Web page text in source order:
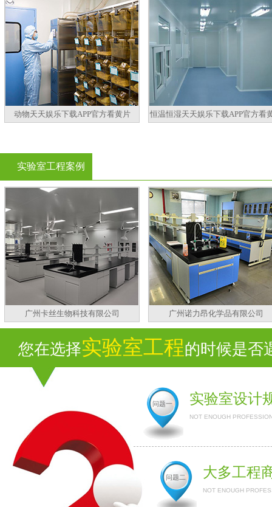
动物天天娱乐下载APP官方看黄片 恒温恒湿天天娱乐下载APP官方看
实验室工程案例
广州卡丝生物科技有限公司 广州诺力昂化学品有限公司
您在选择实验室工程的时候是否
问题一 实验室设计
NOT ENOUGH
问题二 大多工程
NOT ENOUGH